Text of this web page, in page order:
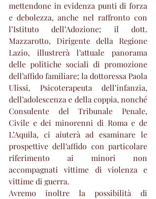
mettendone in evidenza punti di forza
e debolezza, anche nel raffronto con
l’Istituto dell’Adozione; il dott.
Mazzarotto, Dirigente della Regione
Lazio, illustrerà l’attuale panorama
delle politiche sociali di promozione
dell’affido familiare; la dottoressa Paola
Ulissi, Psicoterapeuta dell’infanzia,
dell’adolescenza e della coppia, nonché
Consulente del Tribunale Penale,
Civile e dei minorenni di Roma e de
L’Aquila, ci aiuterà ad esaminare le
prospettive dell’affido con particolare
riferimento ai minori non
accompagnati vittime di violenza e
vittime di guerra.
Avremo inoltre la possibilità di